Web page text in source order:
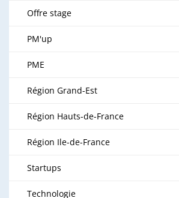
Offre stage
PM'up
PME
Région Grand-Est
Région Hauts-de-France
Région Ile-de-France
Startups
Technologie